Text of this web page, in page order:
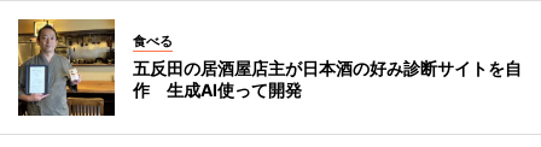
食べる
五反田の居酒屋店主が日本酒の好み診断サイトを自
作 生成AI使って開発